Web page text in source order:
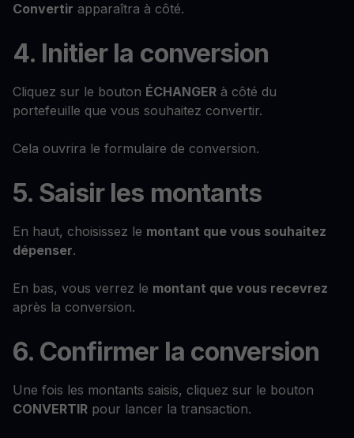
Convertir apparaîtra à côté.
4. Initier la conversion
Cliquez sur le bouton ÉCHANGER à côté du
portefeuille que vous souhaitez convertir.
Cela ouvrira le formulaire de conversion.
5. Saisir les montants
En haut, choisissez le montant que vous souhaitez
dépenser.
En bas, vous verrez le montant que vous recevrez
après la conversion.
6. Confirmer la conversion
Une fois les montants saisis, cliquez sur le bouton
CONVERTIR pour lancer la transaction.